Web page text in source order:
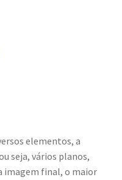
da Campanha 50-15
elementos, a
seja, vários planos,
imagem final, o maior